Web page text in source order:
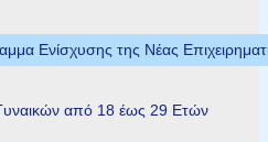
Ενίσχυσης της Νέας
από 18 έως 29 Ετών